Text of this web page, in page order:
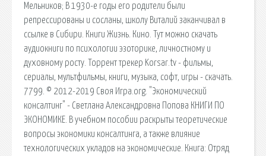
Мельников; В 1930-е годы его родители были
репрессированы и сосланы, школу Виталий заканчивал в
ссылке в Сибири. Книги Жизнь. Кино. Тут можно скачать
аудиокниги по психологии эзоторике, личностному и
духовному росту. Торрент трекер Korsar.tv - фильмы,
сериалы, мультфильмы, книги, музыка, софт, игры - скачать.
7799. © 2012-2019 Своя Игра.org. "Экономический
консалтинг" - Светлана Александровна Попова КНИГИ ПО
ЭКОНОМИКЕ. В учебном пособии раскрыты теоретические
вопросы экономики консалтинга, а также влияние
технологических укладов на экономические. Книга: Отряд